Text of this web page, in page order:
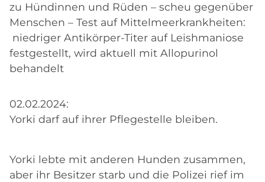
zu Hündinnen und Rüden – scheu gegenüber
Menschen – Test auf Mittelmeerkrankheiten:
niedriger Antikörper-Titer auf Leishmaniose
festgestellt, wird aktuell mit Allopurinol
behandelt
02.02.2024:
Yorki darf auf ihrer Pflegestelle bleiben.
Yorki lebte mit anderen Hunden zusammen,
aber ihr Besitzer starb und die Polizei rief im